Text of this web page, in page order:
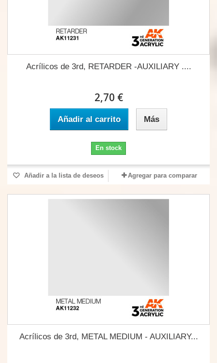
Acrílicos de 3rd, RETARDER -AUXILIARY ....
2,70 €
Añadir al carrito Más
En stock
Añadir a la lista de deseos Agregar para comparar
Acrílicos de 3rd, METAL MEDIUM - AUXILIARY...